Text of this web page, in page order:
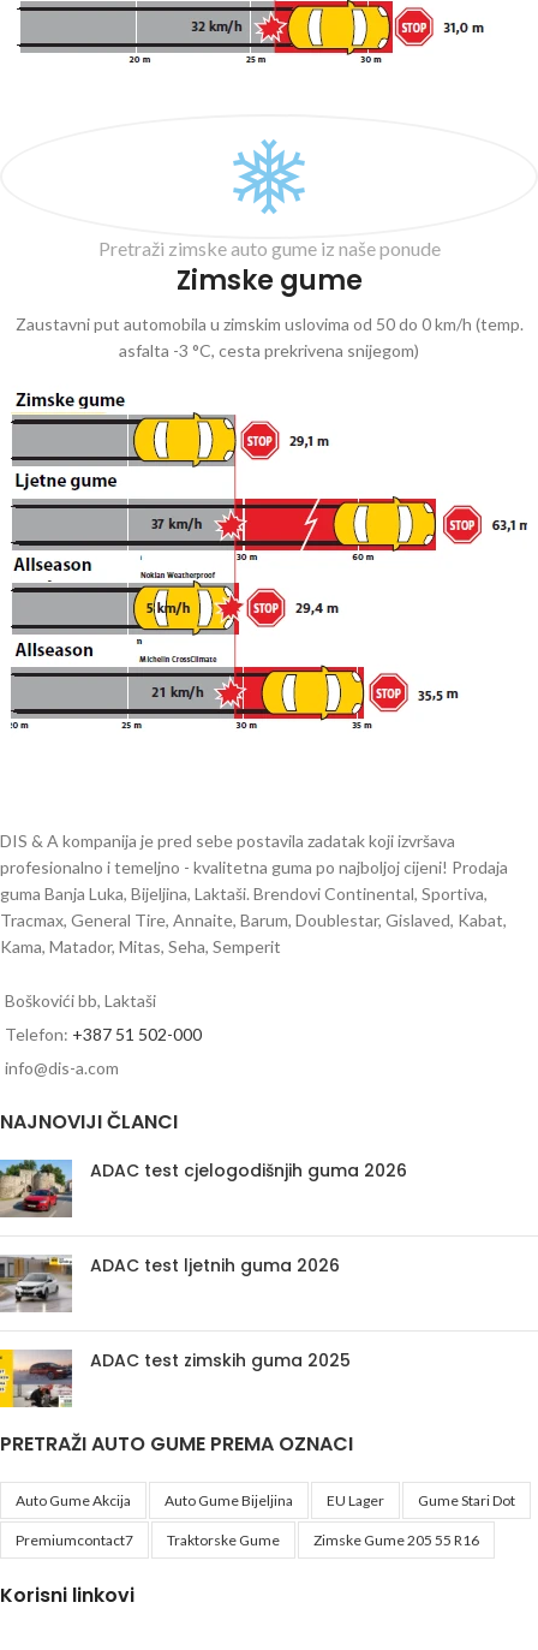
Pretraži zimske auto gume iz naše ponude
Zimske gume
Zaustavni put automobila u zimskim uslovima od 50 do 0 km/h (temp.
asfalta -3 °C, cesta prekrivena snijegom)
DIS & A kompanija je pred sebe postavila zadatak koji izvršava
profesionalno i temeljno - kvalitetna guma po najboljoj cijeni! Prodaja
guma Banja Luka, Bijeljina, Laktaši. Brendovi Continental, Sportiva,
Tracmax, General Tire, Annaite, Barum, Doublestar, Gislaved, Kabat,
Kama, Matador, Mitas, Seha, Semperit
Boškovići bb, Laktaši
Telefon: +387 51 502-000
info@dis-a.com
NAJNOVIJI ČLANCI
ADAC test cjelogodišnjih guma 2026
ADAC test ljetnih guma 2026
ADAC test zimskih guma 2025
PRETRAŽI AUTO GUME PREMA OZNACI
Auto Gume Akcija Auto Gume Bijeljina EU Lager Gume Stari Dot
Premiumcontact7 Traktorske Gume Zimske Gume 205 55 R16
Korisni linkovi